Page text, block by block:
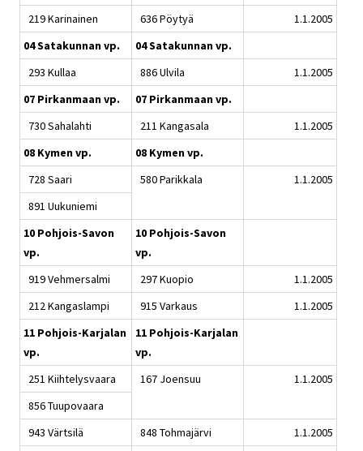
219 Karinainen
636 Pöytyä
1.1.2005
04 Satakunnan vp.
04 Satakunnan vp.
293 Kullaa
886 Ulvila
1.1.2005
07 Pirkanmaan vp.
07 Pirkanmaan vp.
730 Sahalahti
211 Kangasala
1.1.2005
08 Kymen vp.
08 Kymen vp.
728 Saari
580 Parikkala
1.1.2005
891 Uukuniemi
10 Pohjois-Savon
vp.
10 Pohjois-Savon
vp.
919 Vehmersalmi
297 Kuopio
1.1.2005
212 Kangaslampi
915 Varkaus
1.1.2005
11 Pohjois-Karjalan
vp.
11 Pohjois-Karjalan
vp.
251 Kiihtelysvaara
167 Joensuu
1.1.2005
856 Tuupovaara
943 Värtsilä
848 Tohmajärvi 1.1.2005